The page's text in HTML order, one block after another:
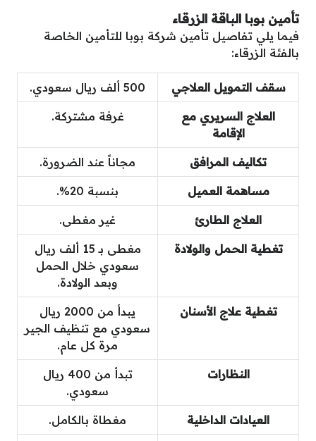
تأمين بوبا الباقة الزرقاء
فيما يلي تفاصيل تأمين شركة بوبا للتأمين الخاصة
بالفئة الزرقاء:
سقف التمويل العلاجي 500 ألف ريال سعودي.
العلاج السريري مع
الإقامة
غرفة مشتركة.
تكاليف المرافق مجاناً عند الضرورة.
مساهمة العميل بنسبة 20%.
العلاج الطارئ غير مغطى.
تغطية الحمل والولادة
مغطى بـ 15 ألف ريال
سعودي خلال الحمل
وبعد الولادة.
تغطية علاج الأسنان
يبدأ من 2000 ريال
سعودي مع تنظيف الجير
مرة كل عام.
النظارات
تبدأ من 400 ريال
سعودي.
العيادات الداخلية مغطاة بالكامل.